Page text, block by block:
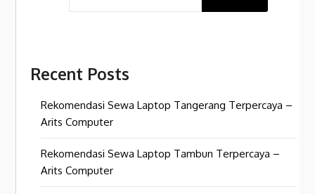
Recent Posts
Rekomendasi Sewa Laptop Tangerang Terpercaya –
Arits Computer
Rekomendasi Sewa Laptop Tambun Terpercaya –
Arits Computer